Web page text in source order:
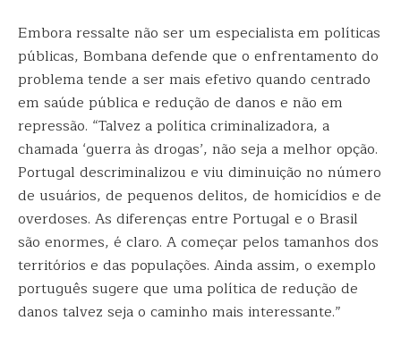
Embora ressalte não ser um especialista em políticas
públicas, Bombana defende que o enfrentamento do
problema tende a ser mais efetivo quando centrado
em saúde pública e redução de danos e não em
repressão. “Talvez a política criminalizadora, a
chamada ‘guerra às drogas’, não seja a melhor opção.
Portugal descriminalizou e viu diminuição no número
de usuários, de pequenos delitos, de homicídios e de
overdoses. As diferenças entre Portugal e o Brasil
são enormes, é claro. A começar pelos tamanhos dos
territórios e das populações. Ainda assim, o exemplo
português sugere que uma política de redução de
danos talvez seja o caminho mais interessante.”